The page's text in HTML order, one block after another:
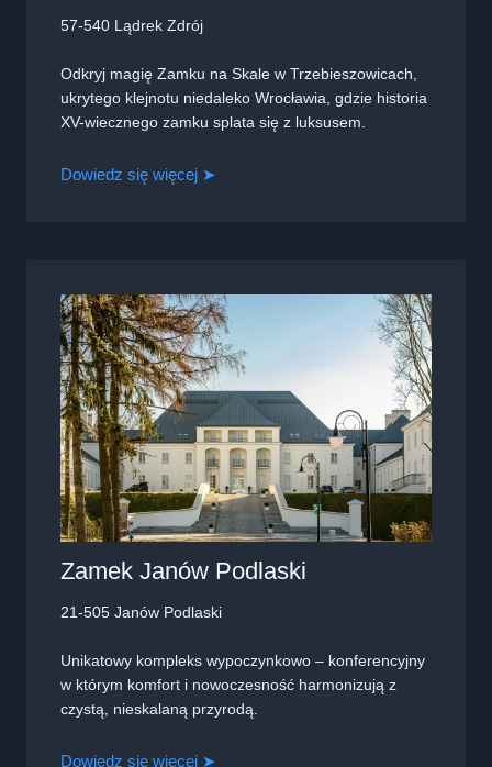
57-540 Lądrek Zdrój
Odkryj magię Zamku na Skale w Trzebieszowicach,
ukrytego klejnotu niedaleko Wrocławia, gdzie historia
XV-wiecznego zamku splata się z luksusem.
Dowiedz się więcej ➤
Zamek Janów Podlaski
21-505 Janów Podlaski
Unikatowy kompleks wypoczynkowo – konferencyjny
w którym komfort i nowoczesność harmonizują z
czystą, nieskalaną przyrodą.
Dowiedz się więcej ➤